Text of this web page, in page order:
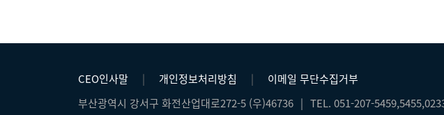
CEO인사말 | 개인정보처리방침 |
이메일 무단수집거부
부산광역시 강서구 화전산업대로272-5 (우)46736 | TEL. 051-207-